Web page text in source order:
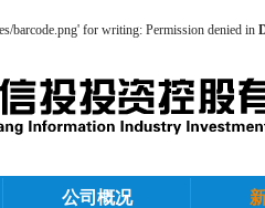
barcode.png' for writing: Permission denied in
公司概况